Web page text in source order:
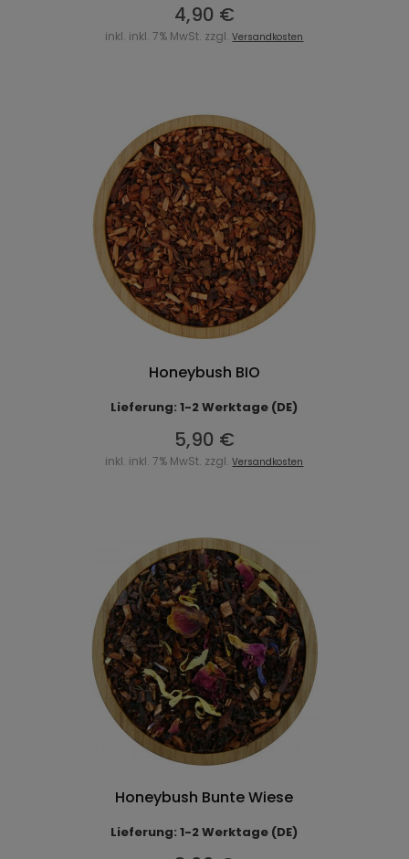
4,90 €
inkl. inkl. 7% MwSt. zzgl.Versandkosten
Honeybush BIO
Lieferung: 1-2 Werktage (DE)
5,90 €
inkl. inkl. 7% MwSt. zzgl.Versandkosten
Honeybush Bunte Wiese
Lieferung: 1-2 Werktage (DE)